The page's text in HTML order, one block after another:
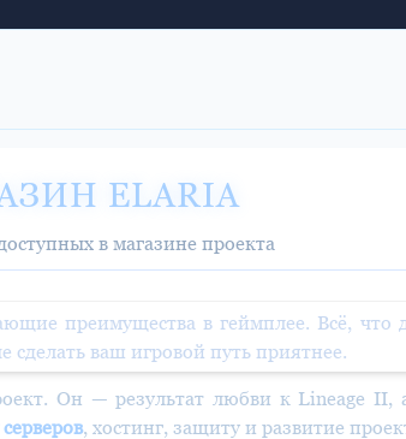
ELARIA
в магазине проекта
преимущества в геймплее. Всё, что
ваш игровой путь приятнее.
Он — результат любви к Lineage II,
, хостинг, защиту и развитие